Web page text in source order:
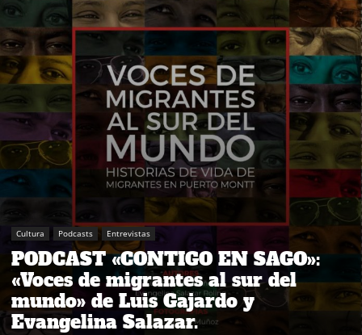
Cultura Podcasts Entrevistas
PODCAST «CONTIGO EN SAGO»:
«Voces de migrantes al sur del
mundo» de Luis Gajardo y
Evangelina Salazar.